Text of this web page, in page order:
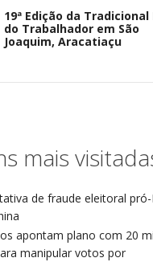
19ª Edição da Tradicional
do Trabalhador em São
Joaquim, Aracatiaçu
mais
de fraude eleitoral
apontam plano com 20
manipular votos por